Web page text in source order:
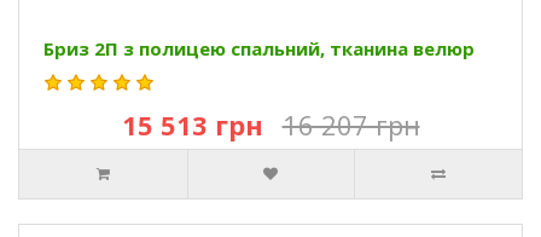
Бриз 2П з полицею спальний, тканина велюр
15 513 грн 16 207 грн